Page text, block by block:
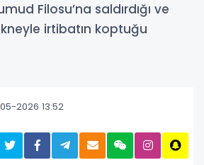
Filosu’na saldırdığı ve
irtibatın koptuğu
2026 13:52